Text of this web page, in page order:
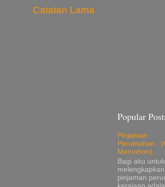
Catatan Lama
Popular
Pinjaman
Perumahan..
Memohon)
Bagi aku untuk
pinjaman